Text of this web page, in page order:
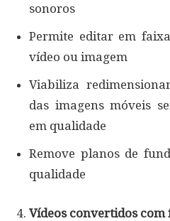
sonoros
Permite editar em
vídeo ou imagem
Viabiliza
das imagens móveis
em qualidade
Remove planos de
qualidade
Vídeos convertidos com